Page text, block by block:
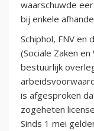
waarschuwde
bij enkele
Schiphol, FNV en
(Sociale Zaken
bestuurlijk
is afgesproken
zogeheten
Sinds 1 mei